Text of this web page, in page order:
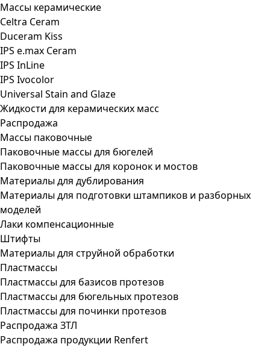
Массы керамические
Celtra Ceram
Duceram Kiss
IPS e.max Ceram
IPS InLine
IPS Ivocolor
Universal Stain and Glaze
Жидкости для керамических масс
Распродажа
Массы паковочные
Паковочные массы для бюгелей
Паковочные массы для коронок и мостов
Материалы для дублирования
Материалы для подготовки штампиков и разборных
моделей
Лаки компенсационные
Штифты
Материалы для струйной обработки
Пластмассы
Пластмассы для базисов протезов
Пластмассы для бюгельных протезов
Пластмассы для починки протезов
Распродажа ЗТЛ
Распродажа продукции Renfert